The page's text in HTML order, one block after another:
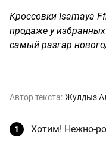
Кроссовки Isamaya
продаже у
самый разгар
Автор текста: Жулдыз
Хотим! Нежно-